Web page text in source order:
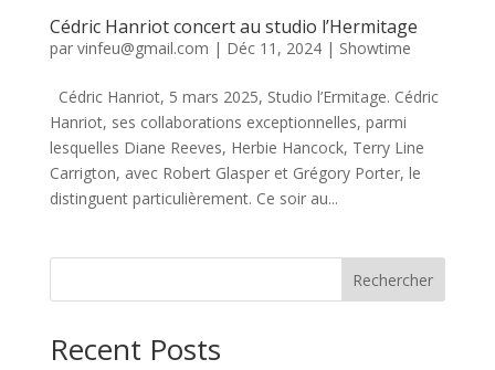
Cédric Hanriot concert au studio l’Hermitage
par vinfeu@gmail.com | Déc 11, 2024| Showtime
Cédric Hanriot, 5 mars 2025, Studio l’Ermitage. Cédric
Hanriot, ses collaborations exceptionnelles, parmi
lesquelles Diane Reeves, Herbie Hancock, Terry Line
Carrigton, avec Robert Glasper et Grégory Porter, le
distinguent particulièrement. Ce soir au...
Rechercher
Recent Posts